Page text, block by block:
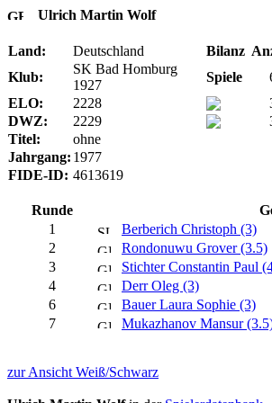
Ulrich Martin Wolf
Land: Deutschland Bilanz
Klub:
SK Bad Homburg
1927
Spiele
ELO:
2228
DWZ:
2229
Titel:
ohne
Jahrgang: 1977
FIDE-ID: 4613619
Runde
1
Berberich Christoph (3)
2
Rondonuwu Grover (3.5)
3
Stichter Constantin Paul
4
Derr Oleg (3)
6
Bauer Laura Sophie (3)
7
Mukazhanov Mansur
zur Ansicht Weiß/Schwarz